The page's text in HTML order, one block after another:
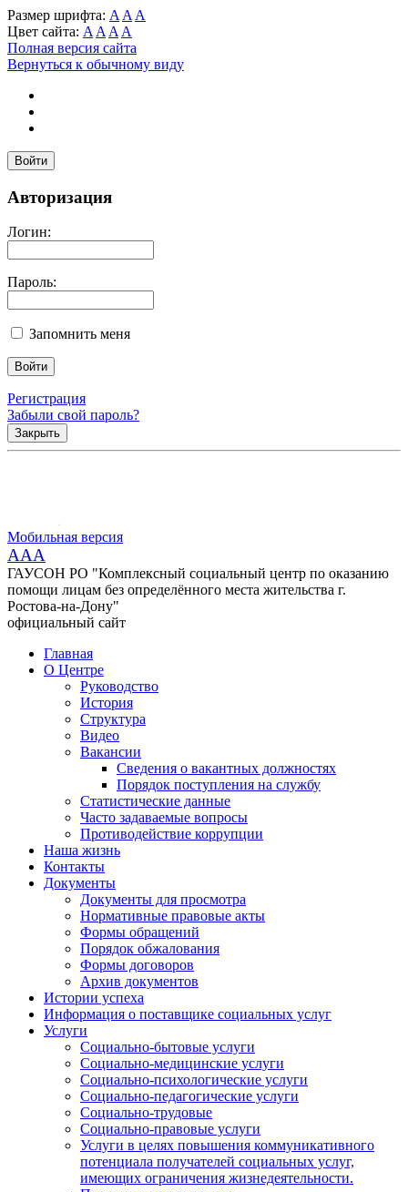
Размер шрифта: A A A
Цвет сайта: A A A A
Полная версия сайта
Вернуться к обычному виду
Войти
Авторизация
Логин:
Пароль:
Запомнить меня
Регистрация
Забыли свой пароль?
Закрыть
Мобильная версия
AAA
ГАУСОН РО "Комплексный социальный центр по оказанию
помощи лицам без определённого места жительства г.
Ростова-на-Дону"
официальный сайт
Главная
О Центре
Руководство
История
Структура
Видео
Вакансии
Сведения о вакантных должностях
Порядок поступления на службу
Статистические данные
Часто задаваемые вопросы
Противодействие коррупции
Наша жизнь
Контакты
Документы
Документы для просмотра
Нормативные правовые акты
Формы обращений
Порядок обжалования
Формы договоров
Архив документов
Истории успеха
Информация о поставщике социальных услуг
Услуги
Социально-бытовые услуги
Социально-медицинские услуги
Социально-психологические услуги
Социально-педагогические услуги
Социально-трудовые
Социально-правовые услуги
Услуги в целях повышения коммуникативного
потенциала получателей социальных услуг,
имеющих ограничения жизнедеятельности.